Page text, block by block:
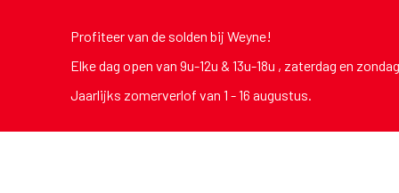
Profiteer van de solden bij Weyne!
Elke dag open van 9u-12u & 13u-18u , zaterdag en
Jaarlijks zomerverlof van 1 - 16 augustus.